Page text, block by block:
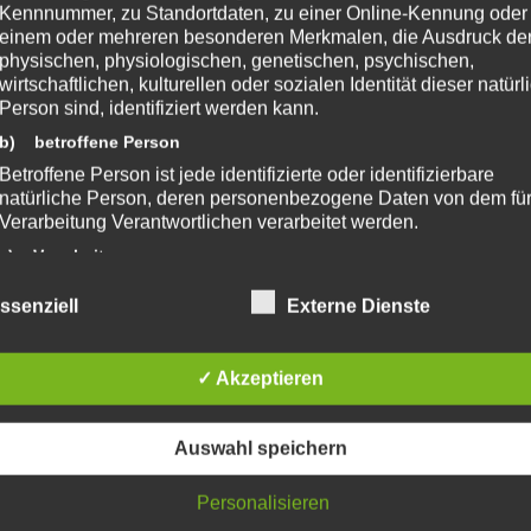
app/266510
All rights reserved.
Bewertung da!
einen Kommentar
Erforderliche Felder sind mit*markiert
Kennnummer, zu Standortdaten, zu einer Online-Kennung oder
einem oder mehreren besonderen Merkmalen, die Ausdruck
physischen, physiologischen, genetischen, psychischen,
wirtschaftlichen, kulturellen oder sozialen Identität dieser
Person sind, identifiziert werden kann.
b) betroffene Person
Betroffene Person ist jede identifizierte oder identifizierbare
natürliche Person, deren personenbezogene Daten von dem
Verarbeitung Verantwortlichen verarbeitet werden.
c) Verarbeitung
Verarbeitung ist jeder mit oder ohne Hilfe automatisierter
ausgeführte Vorgang oder jede solche Vorgangsreihe im
das Erfassen, die Organisation, das Ordnen, die Speicherung,
Anpassung oder Veränderung, das Auslesen, das Abfragen, die
Verwendung, die Offenlegung durch Übermittlung, Verbreitung
eine andere Form der Bereitstellung, den Abgleich oder die
Verknüpfung, die Einschränkung, das Löschen oder die
Externe Dienste
✓ Akzeptieren
Auswahl speichern
Personalisieren